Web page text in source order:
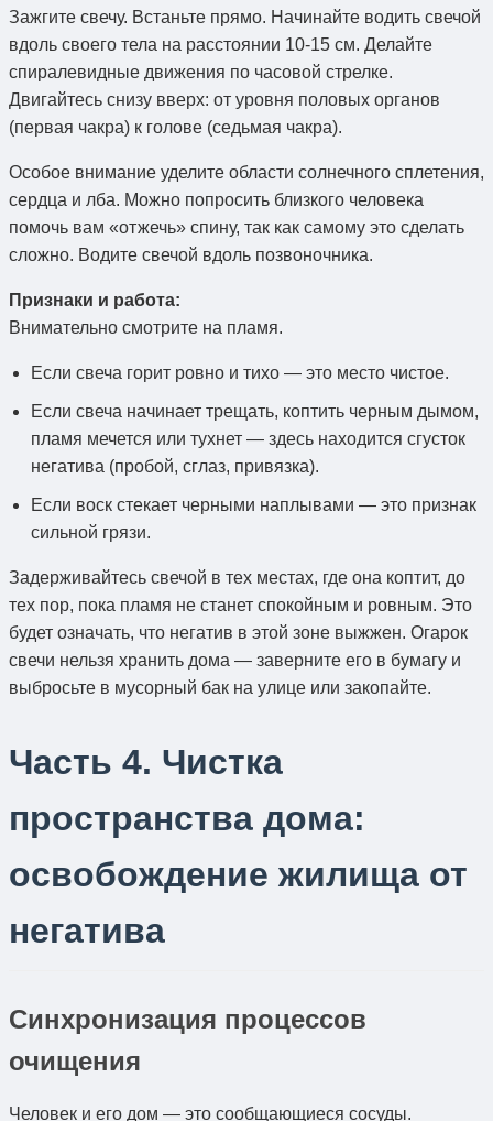
Зажгите свечу. Встаньте прямо. Начинайте водить свечой
вдоль своего тела на расстоянии 10-15 см. Делайте
спиралевидные движения по часовой стрелке.
Двигайтесь снизу вверх: от уровня половых органов
(первая чакра) к голове (седьмая чакра).
Особое внимание уделите области солнечного сплетения,
сердца и лба. Можно попросить близкого человека
помочь вам «отжечь» спину, так как самому это сделать
сложно. Водите свечой вдоль позвоночника.
Признаки и работа:
Внимательно смотрите на пламя.
Если свеча горит ровно и тихо — это место чистое.
Если свеча начинает трещать, коптить черным дымом,
пламя мечется или тухнет — здесь находится сгусток
негатива (пробой, сглаз, привязка).
Если воск стекает черными наплывами — это признак
сильной грязи.
Задерживайтесь свечой в тех местах, где она коптит, до
тех пор, пока пламя не станет спокойным и ровным. Это
будет означать, что негатив в этой зоне выжжен. Огарок
свечи нельзя хранить дома — заверните его в бумагу и
выбросьте в мусорный бак на улице или закопайте.
Часть 4. Чистка
пространства дома:
освобождение жилища от
негатива
Синхронизация процессов
очищения
Человек и его дом — это сообщающиеся сосуды.